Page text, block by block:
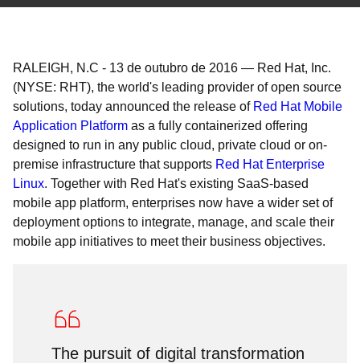
RALEIGH, N.C - 13 de outubro de 2016 — Red Hat, Inc.
(NYSE: RHT), the world's leading provider of open source
solutions, today announced the release of Red Hat Mobile
Application Platform as a fully containerized offering
designed to run in any public cloud, private cloud or on-
premise infrastructure that supports Red Hat Enterprise
Linux. Together with Red Hat's existing SaaS-based
mobile app platform, enterprises now have a wider set of
deployment options to integrate, manage, and scale their
mobile app initiatives to meet their business objectives.
The pursuit of digital transformation